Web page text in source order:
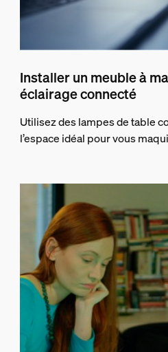
Installer un meuble à
éclairage connecté
Utilisez des lampes de table
l’espace idéal pour vous